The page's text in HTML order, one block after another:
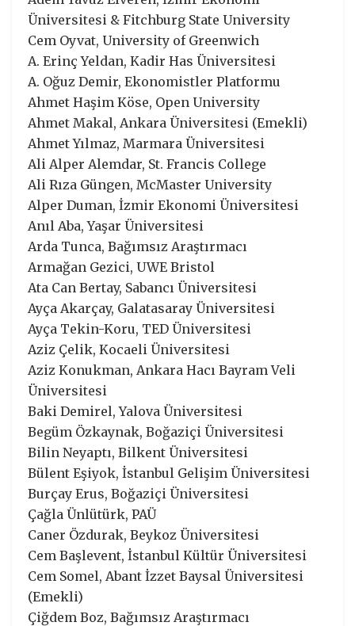
Üniversitesi & Fitchburg State University
Cem Oyvat, University of Greenwich
A. Erinç Yeldan, Kadir Has Üniversitesi
A. Oğuz Demir, Ekonomistler Platformu
Ahmet Haşim Köse, Open University
Ahmet Makal, Ankara Üniversitesi (Emekli)
Ahmet Yılmaz, Marmara Üniversitesi
Ali Alper Alemdar, St. Francis College
Ali Rıza Güngen, McMaster University
Alper Duman, İzmir Ekonomi Üniversitesi
Anıl Aba, Yaşar Üniversitesi
Arda Tunca, Bağımsız Araştırmacı
Armağan Gezici, UWE Bristol
Ata Can Bertay, Sabancı Üniversitesi
Ayça Akarçay, Galatasaray Üniversitesi
Ayça Tekin-Koru, TED Üniversitesi
Aziz Çelik, Kocaeli Üniversitesi
Aziz Konukman, Ankara Hacı Bayram Veli
Üniversitesi
Baki Demirel, Yalova Üniversitesi
Begüm Özkaynak, Boğaziçi Üniversitesi
Bilin Neyaptı, Bilkent Üniversitesi
Bülent Eşiyok, İstanbul Gelişim Üniversitesi
Burçay Erus, Boğaziçi Üniversitesi
Çağla Ünlütürk, PAÜ
Caner Özdurak, Beykoz Üniversitesi
Cem Başlevent, İstanbul Kültür Üniversitesi
Cem Somel, Abant İzzet Baysal Üniversitesi
(Emekli)
Çiğdem Boz, Bağımsız Araştırmacı